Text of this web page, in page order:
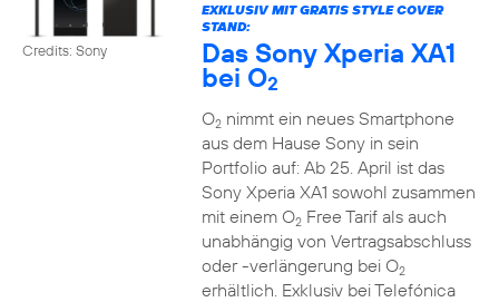
Credits: Sony
EXKLUSIV MIT GRATIS STYLE COVER
STAND:
Das Sony Xperia XA1
bei O2
O2nimmt ein neues Smartphone
aus dem Hause Sony in sein
Portfolio auf: Ab 25. April ist das
Sony Xperia XA1 sowohl zusammen
mit einem O2Free Tarif als auch
unabhängig von Vertragsabschluss
oder -verlängerung bei O2
erhältlich. Exklusiv bei Telefónica